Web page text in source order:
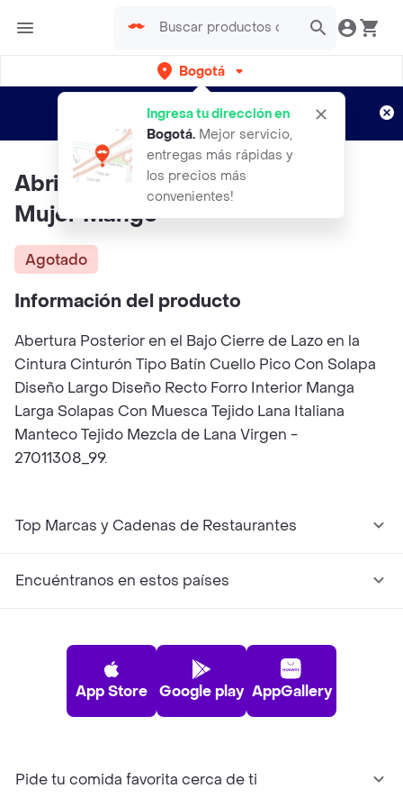
Bogotá
Ingresa tu dirección en
Bogotá. Mejor servicio,
entregas más rápidas y
los precios más
convenientes!
envíos gratis por semanas
Aplican TyC
Abrigo Traviata Negro Talla M
Mujer Mango
Agotado
Información del producto
Abertura Posterior en el Bajo Cierre de Lazo en la
Cintura Cinturón Tipo Batín Cuello Pico Con Solapa
Diseño Largo Diseño Recto Forro Interior Manga
Larga Solapas Con Muesca Tejido Lana Italiana
Manteco Tejido Mezcla de Lana Virgen -
27011308_99.
Top Marcas y Cadenas de Restaurantes
Encuéntranos en estos países
App Store Google play AppGallery
Pide tu comida favorita cerca de ti